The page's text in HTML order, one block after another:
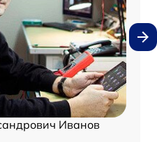
Иванов